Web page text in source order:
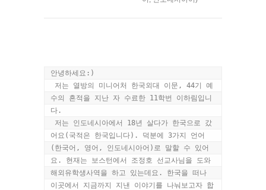
안녕하세요:)
수의 흔적을 지난 자 수료한 11학번 이하림입니
다.
어요(국적은 한국입니다). 덕분에 3가지 언어
(한국어, 영어, 인도네시아어)로 말할 수 있어
요. 현재는 보스턴에서 조정호 선교사님을 도와
해외유학생사역을 하고 있는데요. 한국을 떠나
이곳에서 지금까지 지낸 이야기를 나눠보고자 합